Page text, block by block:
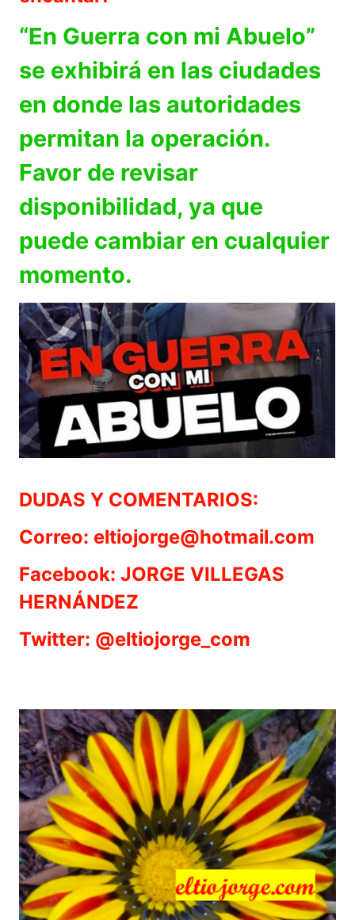
“En Guerra con mi Abuelo”
se exhibirá en las ciudades
en donde las autoridades
permitan la operación.
Favor de revisar
disponibilidad, ya que
puede cambiar en cualquier
momento.
DUDAS Y COMENTARIOS:
Correo: eltiojorge@hotmail.com
Facebook: JORGE VILLEGAS
HERNÁNDEZ
Twitter: @eltiojorge_com